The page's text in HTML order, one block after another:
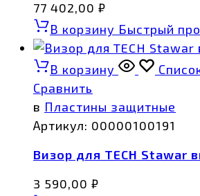
77 402,00 ₽
В корзину Быстрый
В корзину
Сравнить
в Пластины защитные
Артикул: 00000100191
Визор для TECH Stawar
3 590,00 ₽